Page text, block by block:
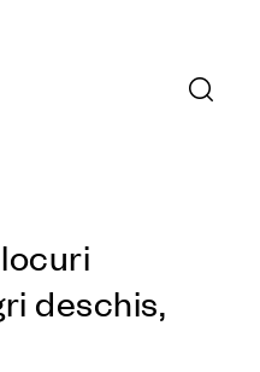
deschis,